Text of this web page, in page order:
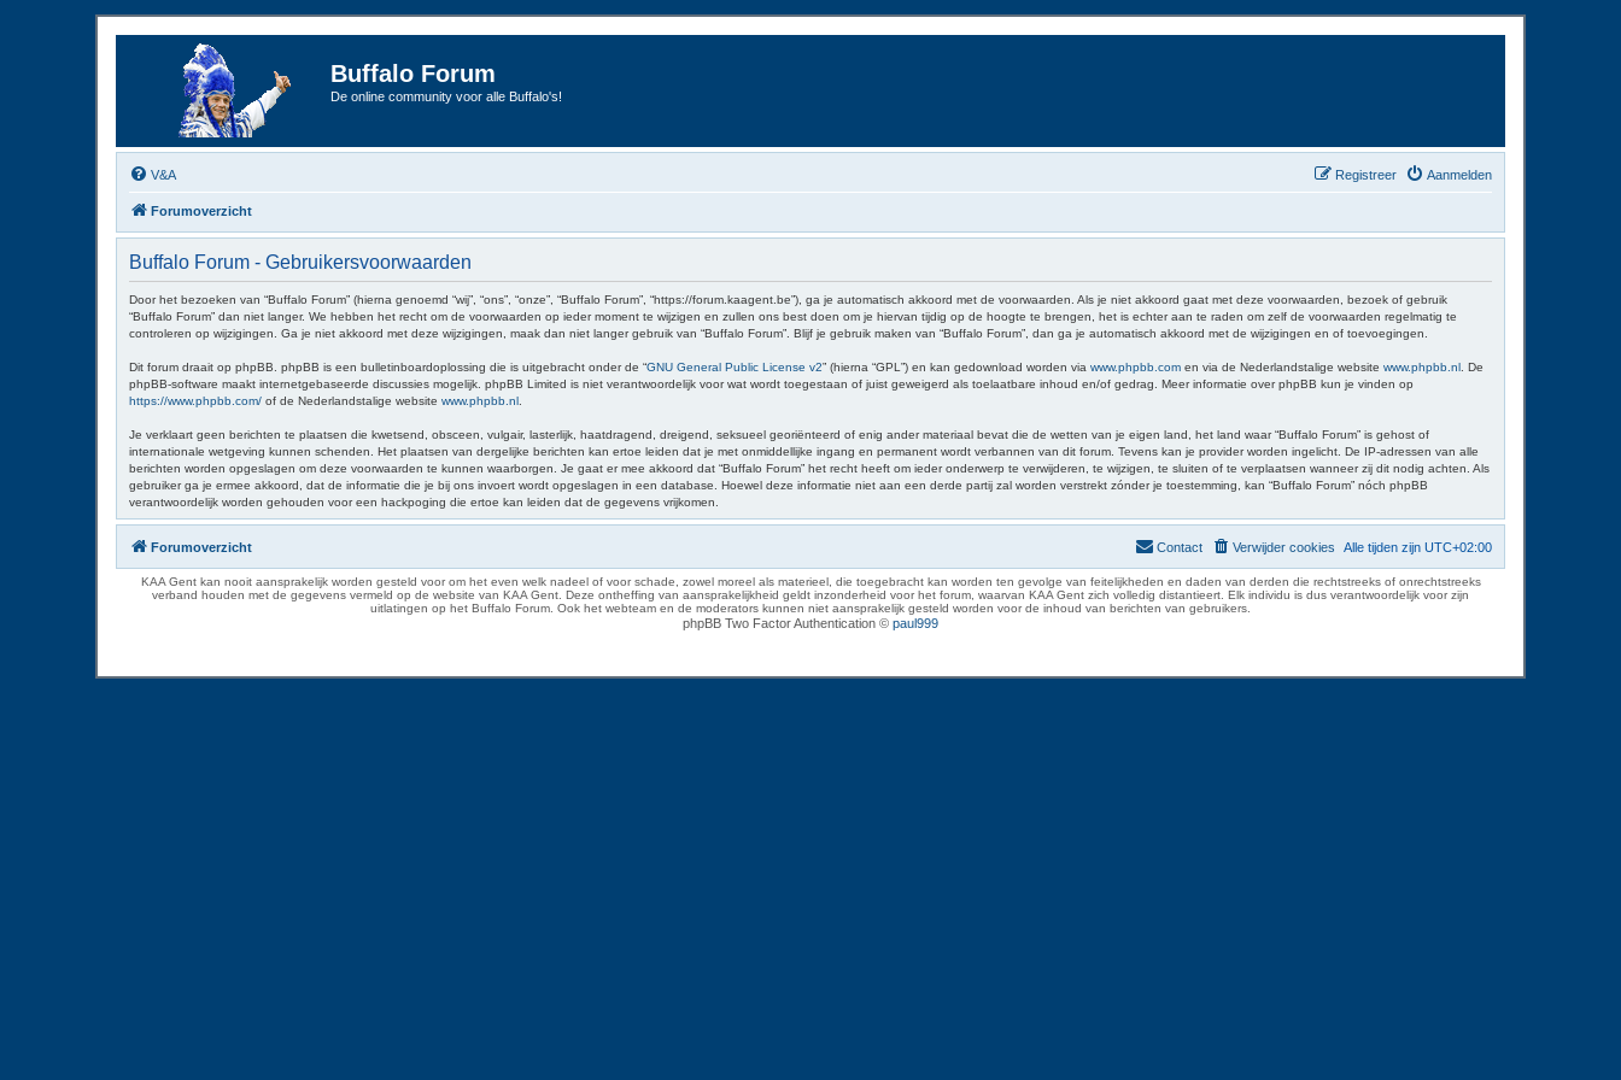
Buffalo Forum
De online community voor alle Buffalo's!
V&A Aanmelden
Registreer
Forumoverzicht
Buffalo Forum - Gebruikersvoorwaarden
Door het bezoeken van “Buffalo Forum” (hierna genoemd “wij”, “ons”, “onze”, “Buffalo Forum”, “https://forum.kaagent.be”), ga je automatisch akkoord met de voorwaarden. Als je niet akkoord gaat met deze voorwaarden, bezoek of gebruik
“Buffalo Forum” dan niet langer. We hebben het recht om de voorwaarden op ieder moment te wijzigen en zullen ons best doen om je hiervan tijdig op de hoogte te brengen, het is echter aan te raden om zelf de voorwaarden regelmatig te
controleren op wijzigingen. Ga je niet akkoord met deze wijzigingen, maak dan niet langer gebruik van “Buffalo Forum”. Blijf je gebruik maken van “Buffalo Forum”, dan ga je automatisch akkoord met de wijzigingen en of toevoegingen.
Dit forum draait op phpBB. phpBB is een bulletinboardoplossing die is uitgebracht onder de “GNU General Public License v2” (hierna “GPL”) en kan gedownload worden via www.phpbb.com en via de Nederlandstalige website www.phpbb.nl . De
phpBB-software maakt internetgebaseerde discussies mogelijk. phpBB Limited is niet verantwoordelijk voor wat wordt toegestaan of juist geweigerd als toelaatbare inhoud en/of gedrag. Meer informatie over phpBB kun je vinden op
https://www.phpbb.com/ of de Nederlandstalige website www.phpbb.nl
Je verklaart geen berichten te plaatsen die kwetsend, obsceen, vulgair, lasterlijk, haatdragend, dreigend, seksueel georiënteerd of enig ander materiaal bevat die de wetten van je eigen land, het land waar “Buffalo Forum” is gehost of
internationale wetgeving kunnen schenden. Het plaatsen van dergelijke berichten kan ertoe leiden dat je met onmiddellijke ingang en permanent wordt verbannen van dit forum. Tevens kan je provider worden ingelicht. De IP-adressen van alle
berichten worden opgeslagen om deze voorwaarden te kunnen waarborgen. Je gaat er mee akkoord dat “Buffalo Forum” het recht heeft om ieder onderwerp te verwijderen, te wijzigen, te sluiten of te verplaatsen wanneer zij dit nodig achten. Als
gebruiker ga je ermee akkoord, dat de informatie die je bij ons invoert wordt opgeslagen in een database. Hoewel deze informatie niet aan een derde partij zal worden verstrekt zónder je toestemming, kan “Buffalo Forum” nóch phpBB
verantwoordelijk worden gehouden voor een hackpoging die ertoe kan leiden dat de gegevens vrijkomen.
Forumoverzicht Alle tijden zijn UTC+02:00
Verwijder cookies
Contact
KAA Gent kan nooit aansprakelijk worden gesteld voor om het even welk nadeel of voor schade, zowel moreel als materieel, die toegebracht kan worden ten gevolge van feitelijkheden en daden van derden die rechtstreeks of onrechtstreeks
verband houden met de gegevens vermeld op de website van KAA Gent. Deze ontheffing van aansprakelijkheid geldt inzonderheid voor het forum, waarvan KAA Gent zich volledig distantieert. Elk individu is dus verantwoordelijk voor zijn
uitlatingen op het Buffalo Forum. Ook het webteam en de moderators kunnen niet aansprakelijk gesteld worden voor de inhoud van berichten van gebruikers.
phpBB Two Factor Authentication © paul999